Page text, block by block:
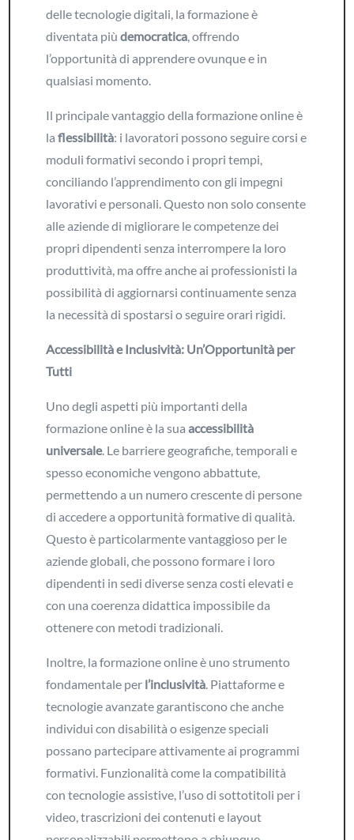
delle tecnologie digitali, la formazione è
diventata piùdemocratica , offrendo
l’opportunità di apprendere ovunque e in
qualsiasi momento.
Il principale vantaggio della formazione online è
laflessibilità: i lavoratori possono seguire corsi e
moduli formativi secondo i propri tempi,
conciliando l’apprendimento con gli impegni
lavorativi e personali. Questo non solo consente
alle aziende di migliorare le competenze dei
propri dipendenti senza interrompere la loro
produttività, ma offre anche ai professionisti la
possibilità di aggiornarsi continuamente senza
la necessità di spostarsi o seguire orari rigidi.
Accessibilità e Inclusività: Un’Opportunità per
Tutti
Uno degli aspetti più importanti della
formazione online è la suaaccessibilità
universale. Le barriere geografiche, temporali e
spesso economiche vengono abbattute,
permettendo a un numero crescente di persone
di accedere a opportunità formative di qualità.
Questo è particolarmente vantaggioso per le
aziende globali, che possono formare i loro
dipendenti in sedi diverse senza costi elevati e
con una coerenza didattica impossibile da
ottenere con metodi tradizionali.
Inoltre, la formazione online è uno strumento
fondamentale per l’inclusività . Piattaforme e
tecnologie avanzate garantiscono che anche
individui con disabilità o esigenze speciali
possano partecipare attivamente ai programmi
formativi. Funzionalità come la compatibilità
con tecnologie assistive, l’uso di sottotitoli per i
video, trascrizioni dei contenuti e layout